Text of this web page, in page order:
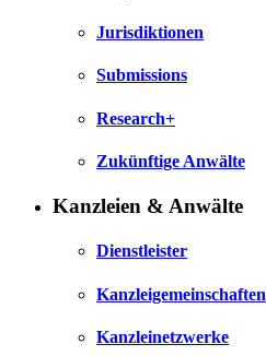
Jurisdiktionen
Submissions
Research+
Zukünftige Anwälte
Kanzleien & Anwälte
Dienstleister
Kanzleigemeinschaften
Kanzleinetzwerke